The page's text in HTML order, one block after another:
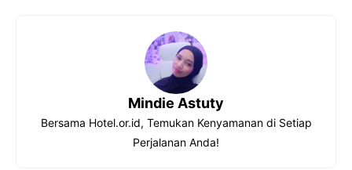
Mindie Astuty
Bersama Hotel.or.id, Temukan Kenyamanan di Setiap
Perjalanan Anda!